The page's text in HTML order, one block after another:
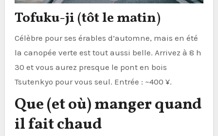
Tofuku-ji (tôt le matin)
Célèbre pour ses érables d’automne, mais en été
la canopée verte est tout aussi belle. Arrivez à 8 h
30 et vous aurez presque le pont en bois
Tsutenkyo pour vous seul. Entrée : ~400 ¥.
Que (et où) manger quand
il fait chaud